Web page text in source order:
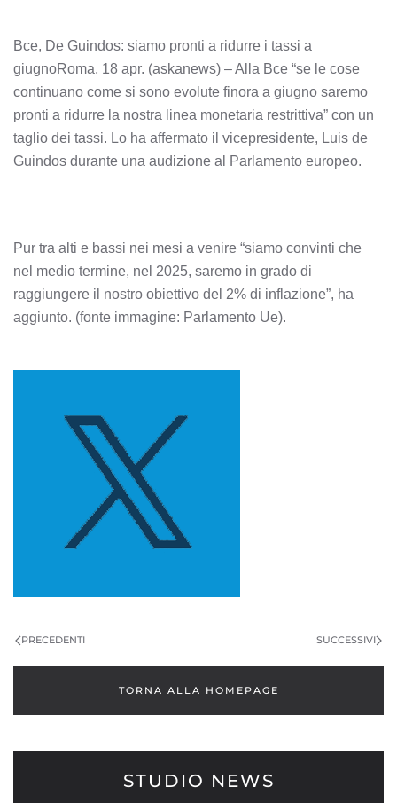
Bce, De Guindos: siamo pronti a ridurre i tassi a
giugnoRoma, 18 apr. (askanews) – Alla Bce “se le cose
continuano come si sono evolute finora a giugno saremo
pronti a ridurre la nostra linea monetaria restrittiva” con un
taglio dei tassi. Lo ha affermato il vicepresidente, Luis de
Guindos durante una audizione al Parlamento europeo.
Pur tra alti e bassi nei mesi a venire “siamo convinti che
nel medio termine, nel 2025, saremo in grado di
raggiungere il nostro obiettivo del 2% di inflazione”, ha
aggiunto. (fonte immagine: Parlamento Ue).
PRECEDENTI SUCCESSIVI
TORNA ALLA HOMEPAGE
STUDIO NEWS